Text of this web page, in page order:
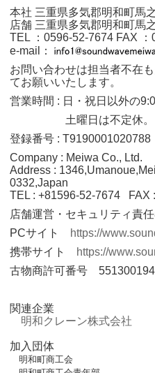
本社 三重県多気郡明和町馬
店舗 三重県多気郡明和町馬
TEL ：0596‐52‐7674 FAX ：
e-mail：
お問い合わせは担当者不在
てお願いいたします。
営業時間 : 日・祝日以外の
土曜日は不定休。
登録番号 : T9190001020788
Company : Meiwa Co., Ltd.
Address :
0332,Japan
TEL : +81596-52-7674 FAX
店舗運営・セキュリティ責
PCサイト
https://
携帯サイト
https://
古物商許可番号
関連企業
明和クレーン株式会社
加入団体
明和町商工会